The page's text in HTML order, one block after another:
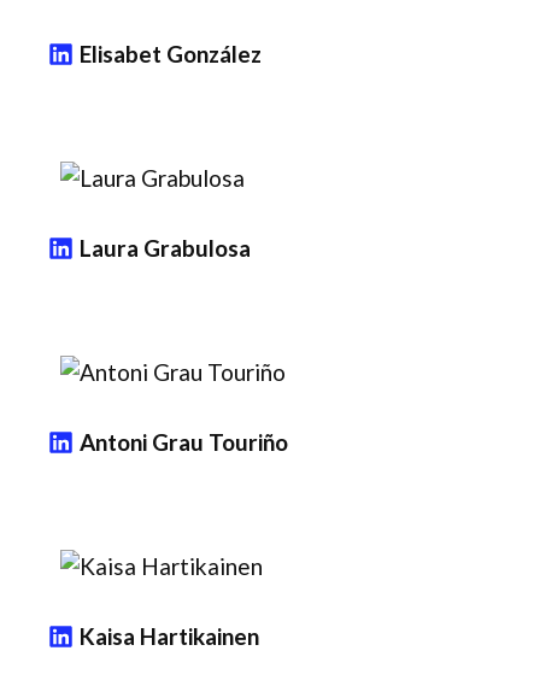
Elisabet González
Laura Grabulosa
Antoni Grau Touriño
Kaisa Hartikainen